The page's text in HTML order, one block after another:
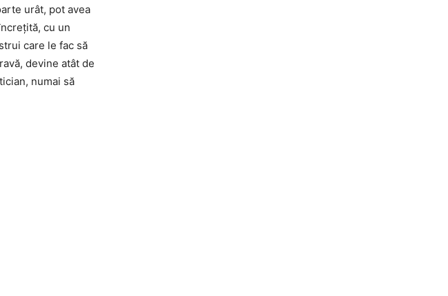
urât, pot avea
cu un
care le fac să
devine atât de
numai să